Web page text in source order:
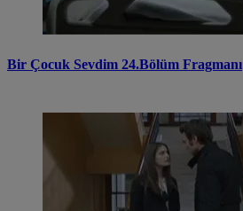
Bir Çocuk Sevdim 24.Bölüm Fragmanı